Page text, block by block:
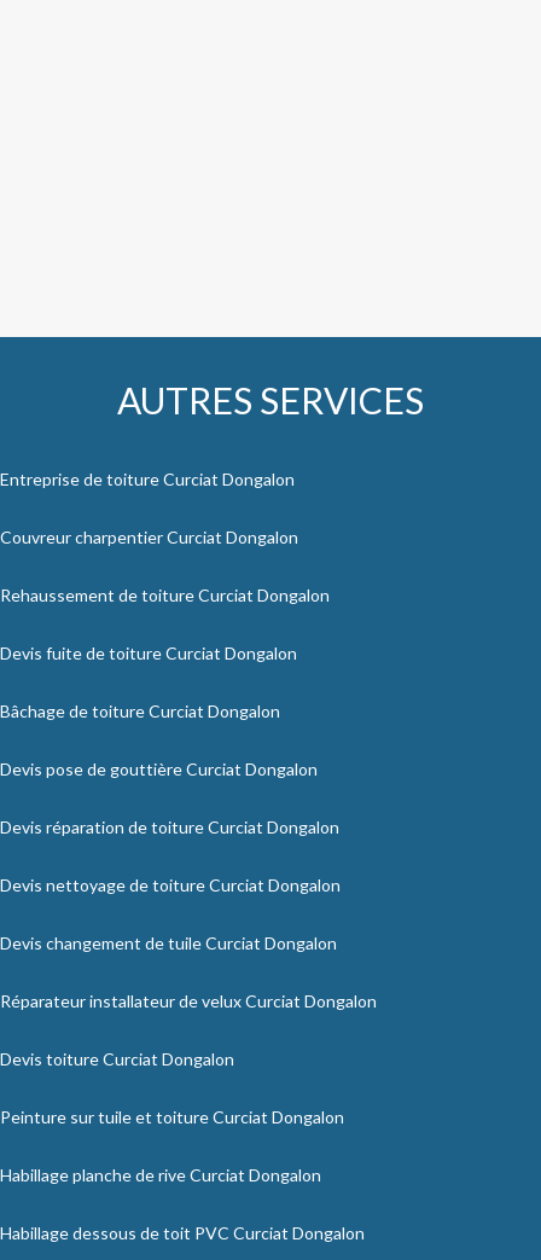
AUTRES SERVICES
Entreprise de toiture Curciat Dongalon
Couvreur charpentier Curciat Dongalon
Rehaussement de toiture Curciat Dongalon
Devis fuite de toiture Curciat Dongalon
Bâchage de toiture Curciat Dongalon
Devis pose de gouttière Curciat Dongalon
Devis réparation de toiture Curciat Dongalon
Devis nettoyage de toiture Curciat Dongalon
Devis changement de tuile Curciat Dongalon
Réparateur installateur de velux Curciat Dongalon
Devis toiture Curciat Dongalon
Peinture sur tuile et toiture Curciat Dongalon
Habillage planche de rive Curciat Dongalon
Habillage dessous de toit PVC Curciat Dongalon